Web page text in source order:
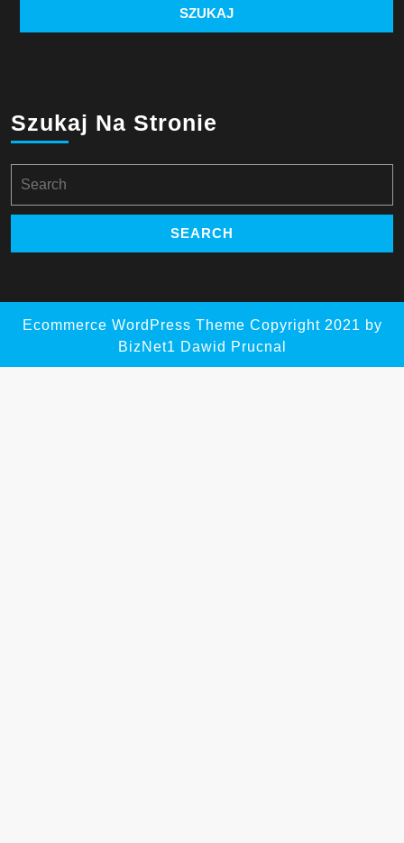
SZUKAJ
Szukaj Na Stronie
for:
Ecommerce WordPress Theme Copyright 2021 by
BizNet1 Dawid Prucnal
Scroll